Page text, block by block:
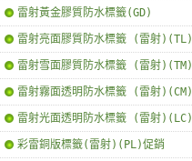
雷射黃金膠質防水標籤(GD)
雷射亮面膠質防水標籤 (雷射)(TL)
雷射雪面膠質防水標籤 (雷射)(TM)
雷射霧面透明防水標籤 (雷射)(CM)
雷射光面透明防水標籤 (雷射)(LC)
彩雷銅版標籤(雷射)(PL)促銷